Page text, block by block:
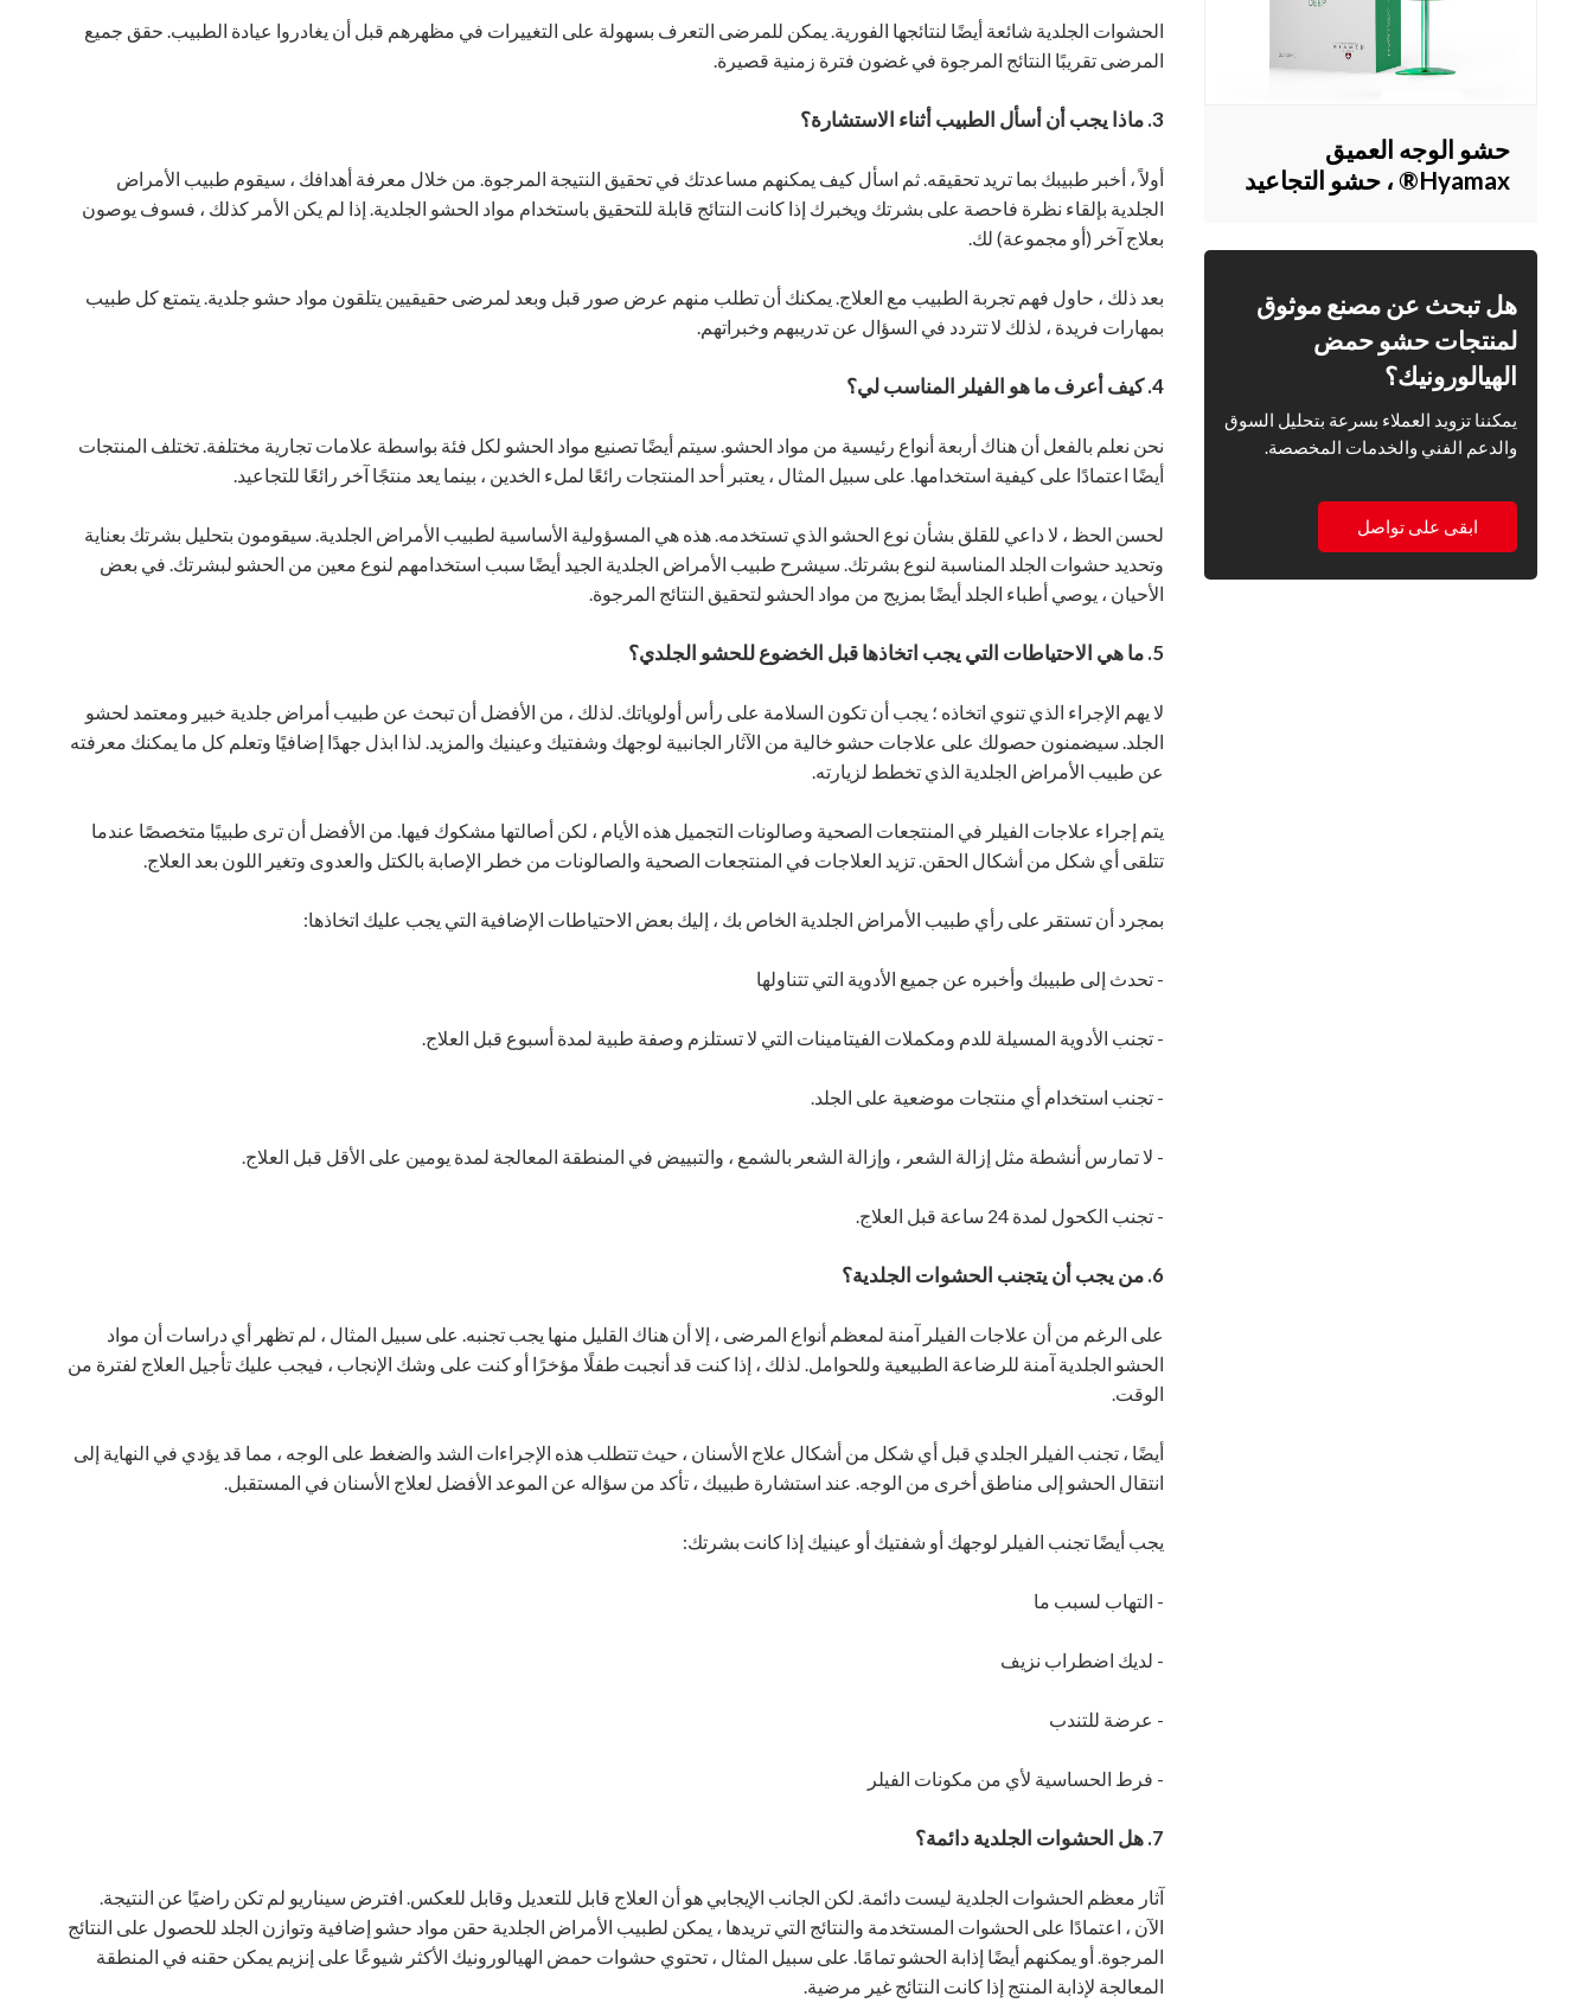
الحشوات الجلدية شائعة أيضًا لنتائجها الفورية. يمكن للمرضى التعرف بسهولة على التغييرات في مظهرهم قبل أن يغادروا عيادة الطبيب. حقق جميع
المرضى تقريبًا النتائج المرجوة في غضون فترة زمنية قصيرة.
3. ماذا يجب أن أسأل الطبيب أثناء الاستشارة؟
أولاً ، أخبر طبيبك بما تريد تحقيقه. ثم اسأل كيف يمكنهم مساعدتك في تحقيق النتيجة المرجوة. من خلال معرفة أهدافك ، سيقوم طبيب الأمراض
الجلدية بإلقاء نظرة فاحصة على بشرتك ويخبرك إذا كانت النتائج قابلة للتحقيق باستخدام مواد الحشو الجلدية. إذا لم يكن الأمر كذلك ، فسوف يوصون
بعلاج آخر (أو مجموعة) لك.
بعد ذلك ، حاول فهم تجربة الطبيب مع العلاج. يمكنك أن تطلب منهم عرض صور قبل وبعد لمرضى حقيقيين يتلقون مواد حشو جلدية. يتمتع كل طبيب
بمهارات فريدة ، لذلك لا تتردد في السؤال عن تدريبهم وخبراتهم.
4. كيف أعرف ما هو الفيلر المناسب لي؟
نحن نعلم بالفعل أن هناك أربعة أنواع رئيسية من مواد الحشو. سيتم أيضًا تصنيع مواد الحشو لكل فئة بواسطة علامات تجارية مختلفة. تختلف المنتجات
أيضًا اعتمادًا على كيفية استخدامها. على سبيل المثال ، يعتبر أحد المنتجات رائعًا لملء الخدين ، بينما يعد منتجًا آخر رائعًا للتجاعيد.
لحسن الحظ ، لا داعي للقلق بشأن نوع الحشو الذي تستخدمه. هذه هي المسؤولية الأساسية لطبيب الأمراض الجلدية. سيقومون بتحليل بشرتك بعناية
وتحديد حشوات الجلد المناسبة لنوع بشرتك. سيشرح طبيب الأمراض الجلدية الجيد أيضًا سبب استخدامهم لنوع معين من الحشو لبشرتك. في بعض
الأحيان ، يوصي أطباء الجلد أيضًا بمزيج من مواد الحشو لتحقيق النتائج المرجوة.
5. ما هي الاحتياطات التي يجب اتخاذها قبل الخضوع للحشو الجلدي؟
لا يهم الإجراء الذي تنوي اتخاذه ؛ يجب أن تكون السلامة على رأس أولوياتك. لذلك ، من الأفضل أن تبحث عن طبيب أمراض جلدية خبير ومعتمد لحشو
الجلد. سيضمنون حصولك على علاجات حشو خالية من الآثار الجانبية لوجهك وشفتيك وعينيك والمزيد. لذا ابذل جهدًا إضافيًا وتعلم كل ما يمكنك معرفته
عن طبيب الأمراض الجلدية الذي تخطط لزيارته.
يتم إجراء علاجات الفيلر في المنتجعات الصحية وصالونات التجميل هذه الأيام ، لكن أصالتها مشكوك فيها. من الأفضل أن ترى طبيبًا متخصصًا عندما
تتلقى أي شكل من أشكال الحقن. تزيد العلاجات في المنتجعات الصحية والصالونات من خطر الإصابة بالكتل والعدوى وتغير اللون بعد العلاج.
بمجرد أن تستقر على رأي طبيب الأمراض الجلدية الخاص بك ، إليك بعض الاحتياطات الإضافية التي يجب عليك اتخاذها:
- تحدث إلى طبيبك وأخبره عن جميع الأدوية التي تتناولها
- تجنب الأدوية المسيلة للدم ومكملات الفيتامينات التي لا تستلزم وصفة طبية لمدة أسبوع قبل العلاج.
- تجنب استخدام أي منتجات موضعية على الجلد.
- لا تمارس أنشطة مثل إزالة الشعر ، وإزالة الشعر بالشمع ، والتبييض في المنطقة المعالجة لمدة يومين على الأقل قبل العلاج.
- تجنب الكحول لمدة 24 ساعة قبل العلاج.
6. من يجب أن يتجنب الحشوات الجلدية؟
على الرغم من أن علاجات الفيلر آمنة لمعظم أنواع المرضى ، إلا أن هناك القليل منها يجب تجنبه. على سبيل المثال ، لم تظهر أي دراسات أن مواد
الحشو الجلدية آمنة للرضاعة الطبيعية وللحوامل. لذلك ، إذا كنت قد أنجبت طفلًا مؤخرًا أو كنت على وشك الإنجاب ، فيجب عليك تأجيل العلاج لفترة من
الوقت.
أيضًا ، تجنب الفيلر الجلدي قبل أي شكل من أشكال علاج الأسنان ، حيث تتطلب هذه الإجراءات الشد والضغط على الوجه ، مما قد يؤدي في النهاية إلى
انتقال الحشو إلى مناطق أخرى من الوجه. عند استشارة طبيبك ، تأكد من سؤاله عن الموعد الأفضل لعلاج الأسنان في المستقبل.
يجب أيضًا تجنب الفيلر لوجهك أو شفتيك أو عينيك إذا كانت بشرتك:
- التهاب لسبب ما
- لديك اضطراب نزيف
- عرضة للتندب
- فرط الحساسية لأي من مكونات الفيلر
7. هل الحشوات الجلدية دائمة؟
آثار معظم الحشوات الجلدية ليست دائمة. لكن الجانب الإيجابي هو أن العلاج قابل للتعديل وقابل للعكس. افترض سيناريو لم تكن راضيًا عن النتيجة.
الآن ، اعتمادًا على الحشوات المستخدمة والنتائج التي تريدها ، يمكن لطبيب الأمراض الجلدية حقن مواد حشو إضافية وتوازن الجلد للحصول على النتائج
المرجوة. أو يمكنهم أيضًا إذابة الحشو تمامًا. على سبيل المثال ، تحتوي حشوات حمض الهيالورونيك الأكثر شيوعًا على إنزيم يمكن حقنه في المنطقة
المعالجة لإذابة المنتج إذا كانت النتائج غير مرضية.
حشو الوجه العميق
Hyamax® ، حشو التجاعيد
هل تبحث عن مصنع موثوق
لمنتجات حشو حمض
الهيالورونيك؟
يمكننا تزويد العملاء بسرعة بتحليل السوق
والدعم الفني والخدمات المخصصة.
ابقى على تواصل